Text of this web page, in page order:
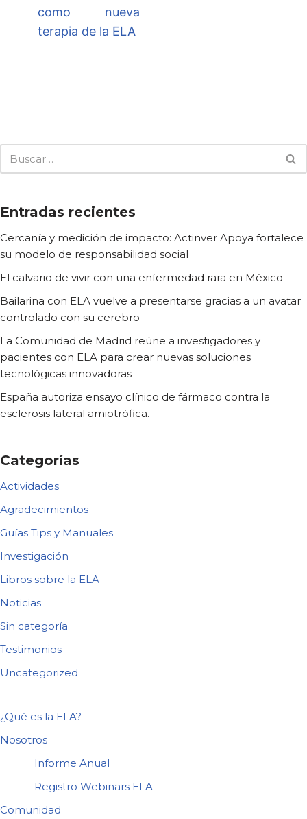
como nueva
terapia de la ELA
Entradas recientes
Cercanía y medición de impacto: Actinver Apoya fortalece
su modelo de responsabilidad social
El calvario de vivir con una enfermedad rara en México
Bailarina con ELA vuelve a presentarse gracias a un avatar
controlado con su cerebro
La Comunidad de Madrid reúne a investigadores y
pacientes con ELA para crear nuevas soluciones
tecnológicas innovadoras
España autoriza ensayo clínico de fármaco contra la
esclerosis lateral amiotrófica.
Categorías
Actividades
Agradecimientos
Guías Tips y Manuales
Investigación
Libros sobre la ELA
Noticias
Sin categoría
Testimonios
Uncategorized
¿Qué es la ELA?
Nosotros
Informe Anual
Registro Webinars ELA
Comunidad